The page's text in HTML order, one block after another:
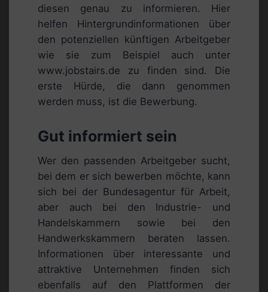
diesen genau zu informieren. Hier
helfen Hintergrundinformationen über
den potenziellen künftigen Arbeitgeber
wie sie zum Beispiel auch unter
www.jobstairs.de zu finden sind. Die
erste Hürde, die dann genommen
werden muss, ist die Bewerbung.
Gut informiert sein
Wer den passenden Arbeitgeber sucht,
bei dem er sich bewerben möchte, kann
sich bei der Bundesagentur für Arbeit,
aber auch bei den Industrie- und
Handelskammern sowie bei den
Handwerkskammern beraten lassen.
Informationen über interessante und
attraktive Unternehmen finden sich
ebenfalls auf den Plattformen der